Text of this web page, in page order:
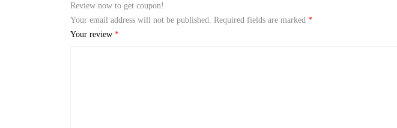
Review now to get coupon!
Your email address will not be published.
Required fields are marked*
Your review*